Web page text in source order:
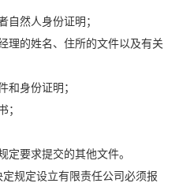
自然人身份证明；
理的姓名、住所的文件以及有关
和身份证明；
；
定要求提交的其他文件。
规定设立有限责任公司必须报